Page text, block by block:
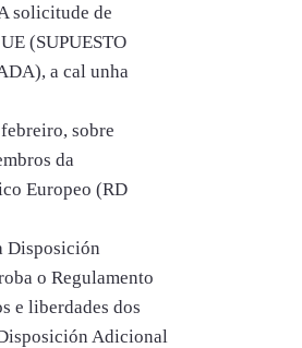
solicitude de
(SUPUESTO
a cal unha
sobre
da
Europeo (RD
Disposición
o Regulamento
e liberdades dos
Adicional